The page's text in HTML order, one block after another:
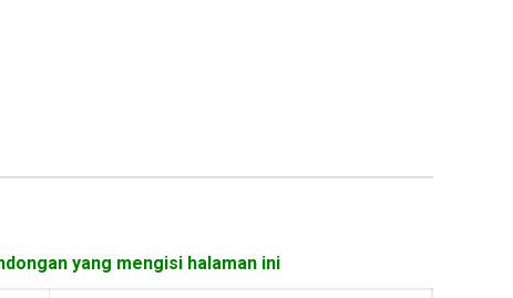
yang mengisi halaman ini